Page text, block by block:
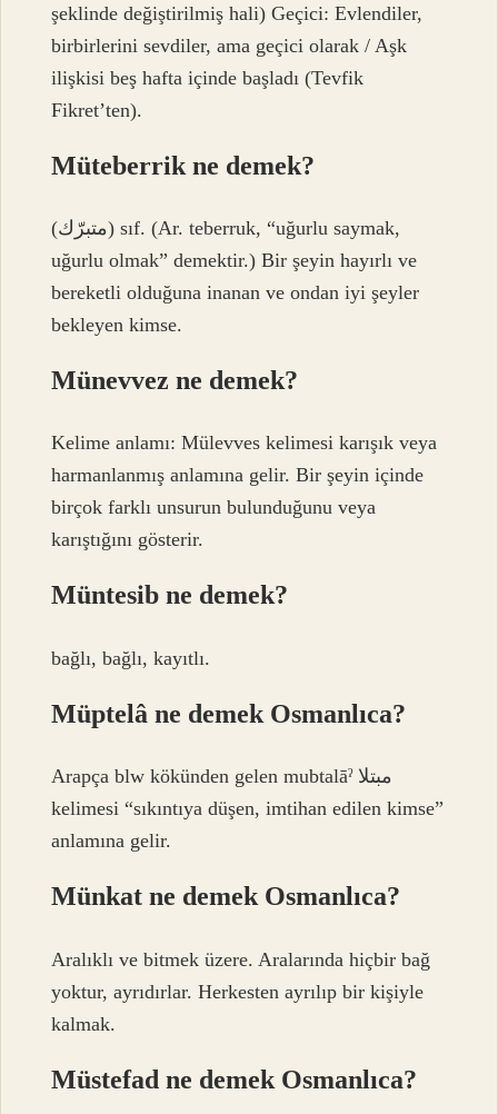
şeklinde değiştirilmiş hali) Geçici: Evlendiler,
birbirlerini sevdiler, ama geçici olarak / Aşk
ilişkisi beş hafta içinde başladı (Tevfik
Fikret’ten).
Müteberrik ne demek?
(ﻣﺘﺒﺮّﻙ) sıf. (Ar. teberruk, “uğurlu saymak,
uğurlu olmak” demektir.) Bir şeyin hayırlı ve
bereketli olduğuna inanan ve ondan iyi şeyler
bekleyen kimse.
Münevvez ne demek?
Kelime anlamı: Mülevves kelimesi karışık veya
harmanlanmış anlamına gelir. Bir şeyin içinde
birçok farklı unsurun bulunduğunu veya
karıştığını gösterir.
Müntesib ne demek?
bağlı, bağlı, kayıtlı.
Müptelâ ne demek Osmanlıca?
Arapça blw kökünden gelen mubtalāˀ مبتلا
kelimesi “sıkıntıya düşen, imtihan edilen kimse”
anlamına gelir.
Münkat ne demek Osmanlıca?
Aralıklı ve bitmek üzere. Aralarında hiçbir bağ
yoktur, ayrıdırlar. Herkesten ayrılıp bir kişiyle
kalmak.
Müstefad ne demek Osmanlıca?